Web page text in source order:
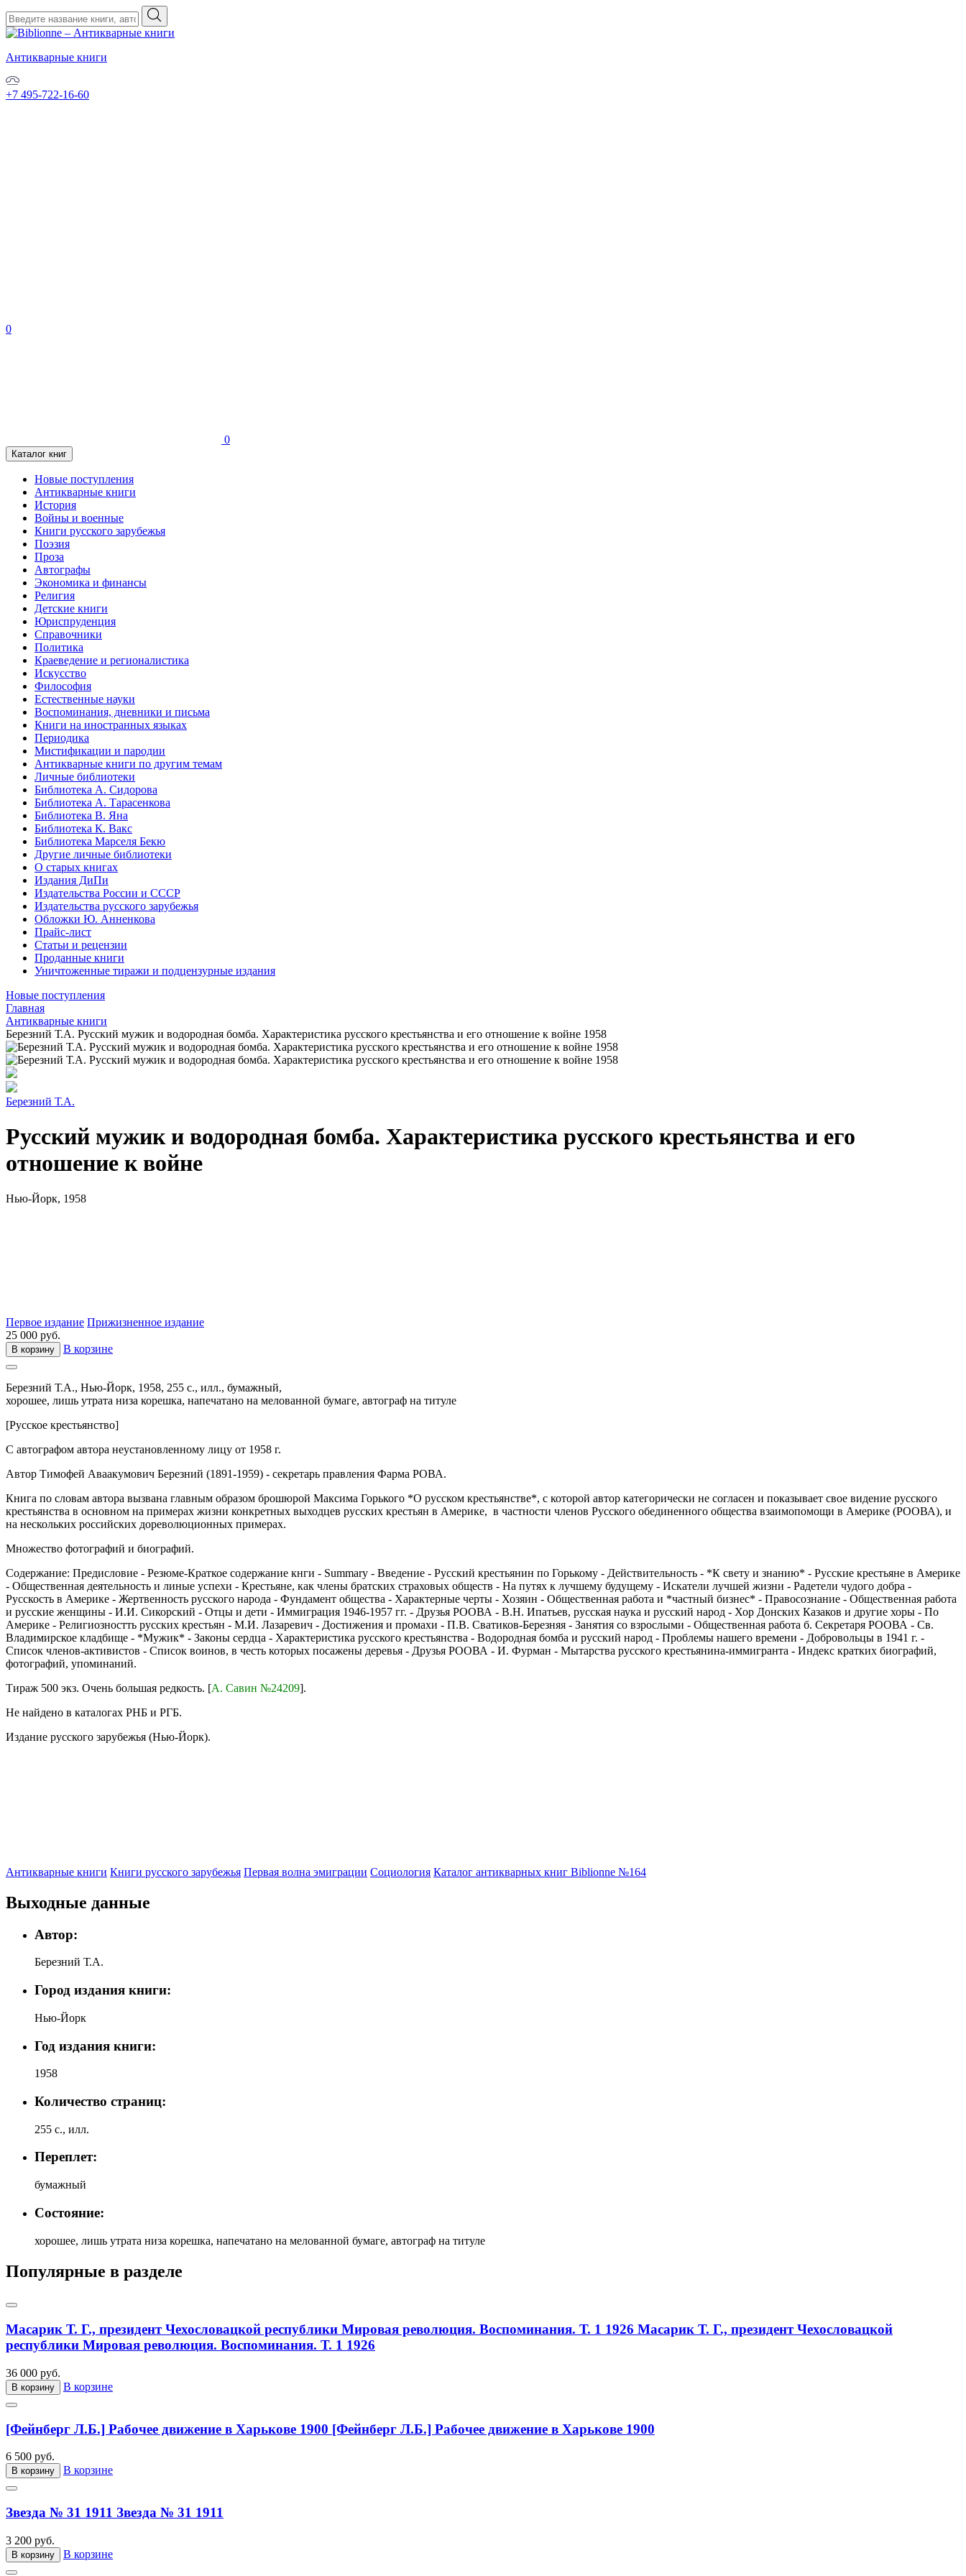
Антикварные книги
+7 495-722-16-60
0
0
Каталог книг
Новые поступления
Антикварные книги
История
Войны и военные
Книги русского зарубежья
Поэзия
Проза
Автографы
Экономика и финансы
Религия
Детские книги
Юриспруденция
Справочники
Политика
Краеведение и регионалистика
Искусство
Философия
Естественные науки
Воспоминания, дневники и письма
Книги на иностранных языках
Периодика
Мистификации и пародии
Антикварные книги по другим темам
Личные библиотеки
Библиотека А. Сидорова
Библиотека А. Тарасенкова
Библиотека В. Яна
Библиотека К. Вакс
Библиотека Марселя Бекю
Другие личные библиотеки
О старых книгах
Издания ДиПи
Издательства России и СССР
Издательства русского зарубежья
Обложки Ю. Анненкова
Прайс-лист
Статьи и рецензии
Проданные книги
Уничтоженные тиражи и подцензурные издания
Новые поступления
Главная
Антикварные книги
Березний Т.А. Русский мужик и водородная бомба. Характеристика русского крестьянства и его отношение к войне 1958
Березний Т.А.
Русский мужик и водородная бомба. Характеристика русского крестьянства и его
отношение к войне
Нью-Йорк, 1958
Первое издание Прижизненное издание
25 000 руб.
В корзину В корзине
Березний Т.А., Нью-Йорк, 1958, 255 с., илл., бумажный,
хорошее, лишь утрата низа корешка, напечатано на мелованной бумаге, автограф на титуле
[Русское крестьянство]
С автографом автора неустановленному лицу от 1958 г.
Автор Тимофей Аваакумович Березний (1891-1959) - секретарь правления Фарма РОВА.
Книга по словам автора вызвана главным образом брошюрой Максима Горького *О русском крестьянстве*, с которой автор категорически не согласен и показывает свое видение русского
крестьянства в основном на примерах жизни конкретных выходцев русских крестьян в Америке, в частности членов Русского обединенного общества взаимопомощи в Америке (РООВА), и
на нескольких российских дореволюционных примерах.
Множество фотографий и биографий.
Содержание: Предисловие - Резюме-Краткое содержание кнги - Summary - Введение - Русский крестьянин по Горькому - Действительность - *К свету и знанию* - Русские крестьяне в Америке
- Общественная деятельность и линые успехи - Крестьяне, как члены братских страховых обществ - На путях к лучшему будущему - Искатели лучшей жизни - Радетели чудого добра -
Русскость в Америке - Жертвенность русского народа - Фундамент общества - Характерные черты - Хозяин - Общественная работа и *частный бизнес* - Правосознание - Общественная работа
и русские женщины - И.И. Сикорский - Отцы и дети - Иммиграция 1946-1957 гг. - Друзья РООВА - В.Н. Ипатьев, русская наука и русский народ - Хор Донских Казаков и другие хоры - По
Америке - Религиозностть русских крестьян - М.И. Лазаревич - Достижения и промахи - П.В. Сватиков-Березняя - Занятия со взрослыми - Общественная работа б. Секретаря РООВА - Св.
Владимирское кладбище - *Мужик* - Законы сердца - Характеристика русского крестьянства - Водородная бомба и русский народ - Проблемы нашего времени - Добровольцы в 1941 г. -
Список членов-активистов - Список воинов, в честь которых посажены деревья - Друзья РООВА - И. Фурман - Мытарства русского крестьянина-иммигранта - Индекс кратких биографий,
фотографий, упоминаний.
Тираж 500 экз. Очень большая редкость. [А. Савин №24209].
Не найдено в каталогах РНБ и РГБ.
Издание русского зарубежья (Нью-Йорк).
Антикварные книги Книги русского зарубежья Первая волна эмиграции Социология Каталог антикварных книг Biblionne №164
Выходные данные
Автор:
Березний Т.А.
Город издания книги:
Нью-Йорк
Год издания книги:
1958
Количество страниц:
255 с., илл.
Переплет:
бумажный
Состояние:
хорошее, лишь утрата низа корешка, напечатано на мелованной бумаге, автограф на титуле
Популярные в разделе
Масарик Т. Г., президент Чехословацкой республики Мировая революция. Воспоминания. Т. 1 1926 Масарик Т. Г., президент Чехословацкой
республики Мировая революция. Воспоминания. Т. 1 1926
36 000 руб.
В корзину В корзине
[Фейнберг Л.Б.] Рабочее движение в Харькове 1900 [Фейнберг Л.Б.] Рабочее движение в Харькове 1900
6 500 руб.
В корзину В корзине
Звезда № 31 1911 Звезда № 31 1911
3 200 руб.
В корзину В корзине